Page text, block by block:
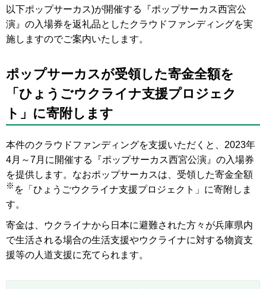
以下ポップサーカス)が開催する『ポップサーカス西宮公
演』の入場券を返礼品としたクラウドファンディングを実
施しますのでご案内いたします。
ポップサーカスが受領した寄金全額を
「ひょうごウクライナ支援プロジェク
ト」に寄附します
本件のクラウドファンディングを支援いただくと、2023年
4月～7月に開催する『ポップサーカス西宮公演』の入場券
を提供します。なおポップサーカスは、受領した寄金全額
※ を「ひょうごウクライナ支援プロジェクト」に寄附しま
す。
寄金は、ウクライナから日本に避難された方々が兵庫県内
で生活される場合の生活支援やウクライナに対する物資支
援等の人道支援に充てられます。